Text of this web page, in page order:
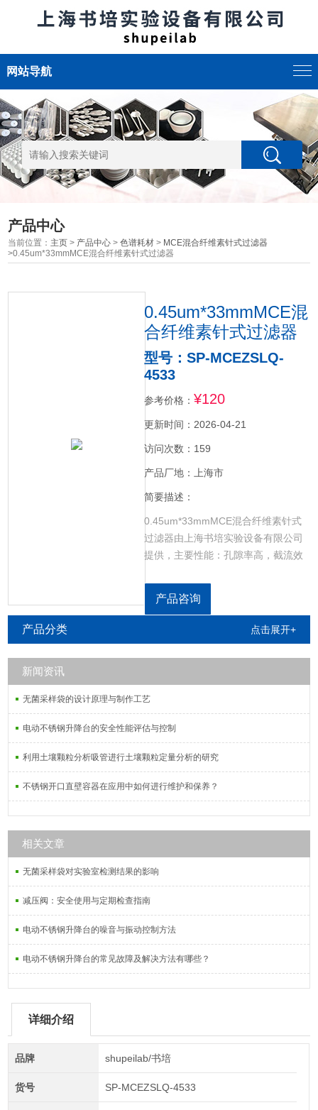
网站导航
产品中心
当前位置： 主页 > 产品中心 >色谱耗材 > MCE混合纤维素针式过滤器
>0.45um*33mmMCE混合纤维素针式过滤器
0.45um*33mmMCE混
合纤维素针式过滤器
型号：SP-MCEZSLQ-
4533
参考价格： ¥120
更新时间：2026-04-21
访问次数：159
产品厂地：上海市
简要描述：
0.45um*33mmMCE混合纤维素针式
过滤器由上海书培实验设备有限公司
提供，主要性能：孔隙率高，截流效
产工艺总除菌、除颗粒的过滤，②水
体中大肠杆菌群的测定③2μm 和 5um
可用于HPLC分 析和IC分析中,过滤样
产品咨询
产品分类 点击展开+
新闻资讯
无菌采样袋的设计原理与制作工艺
电动不锈钢升降台的安全性能评估与控制
利用土壤颗粒分析吸管进行土壤颗粒定量分析的研究
不锈钢开口直壁容器在应用中如何进行维护和保养？
相关文章
无菌采样袋对实验室检测结果的影响
减压阀：安全使用与定期检查指南
电动不锈钢升降台的噪音与振动控制方法
电动不锈钢升降台的常见故障及解决方法有哪些？
详细介绍
品牌 shupeilab/书培
货号 SP-MCEZSLQ-4533